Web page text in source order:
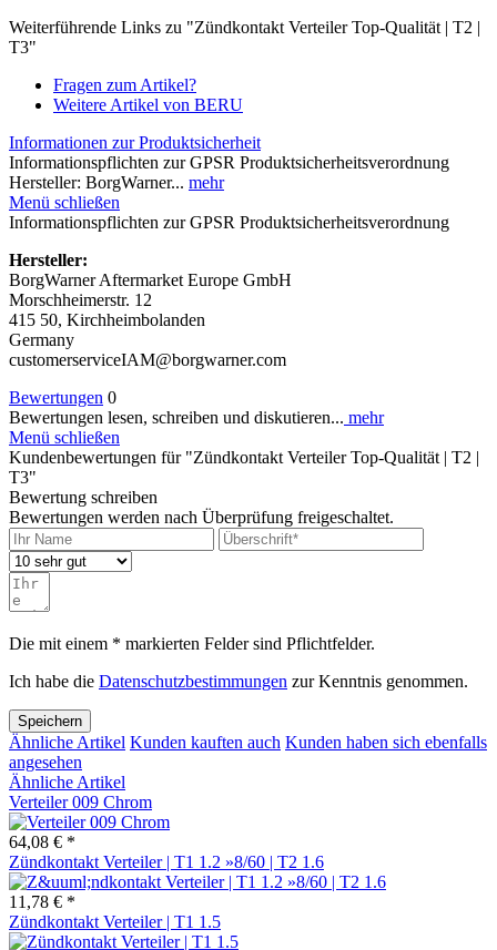
Weiterführende Links zu "Zündkontakt Verteiler Top-Qualität | T2 |
T3"
Fragen zum Artikel?
Weitere Artikel von BERU
Informationen zur Produktsicherheit
Informationspflichten zur GPSR Produktsicherheitsverordnung
Hersteller: BorgWarner... mehr
Menü schließen
Informationspflichten zur GPSR Produktsicherheitsverordnung
Hersteller:
BorgWarner Aftermarket Europe GmbH
Morschheimerstr. 12
415 50, Kirchheimbolanden
Germany
customerserviceIAM@borgwarner.com
Bewertungen 0
Bewertungen lesen, schreiben und diskutieren... mehr
Menü schließen
Kundenbewertungen für "Zündkontakt Verteiler Top-Qualität | T2 |
T3"
Bewertung schreiben
Bewertungen werden nach Überprüfung freigeschaltet.
Die mit einem * markierten Felder sind Pflichtfelder.
Ich habe die Datenschutzbestimmungen zur Kenntnis genommen.
Speichern
Ähnliche Artikel Kunden kauften auch Kunden haben sich ebenfalls
angesehen
Ähnliche Artikel
Verteiler 009 Chrom
64,08 € *
Zündkontakt Verteiler | T1 1.2 »8/60 | T2 1.6
11,78 € *
Zündkontakt Verteiler | T1 1.5